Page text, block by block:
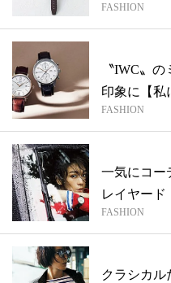
の...
FASHION
〝IWC〟
印象に【私
FASHION
一気にコー
レイヤード
FASHION
クラシカル